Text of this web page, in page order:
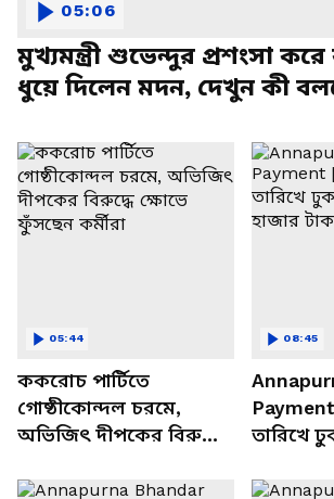
মুখ্যমন্ত্রী শুভেন্দুর প্রশংসা
ধুয়ে দিলেন মদন, দেখুন কী
05:06
ককরোচ পার্টিতে
গোষ্ঠীকোন্দল চরমে,
অভিজিৎ দীপকের বিরুদ্ধে
05:44
তারিখে
08:45